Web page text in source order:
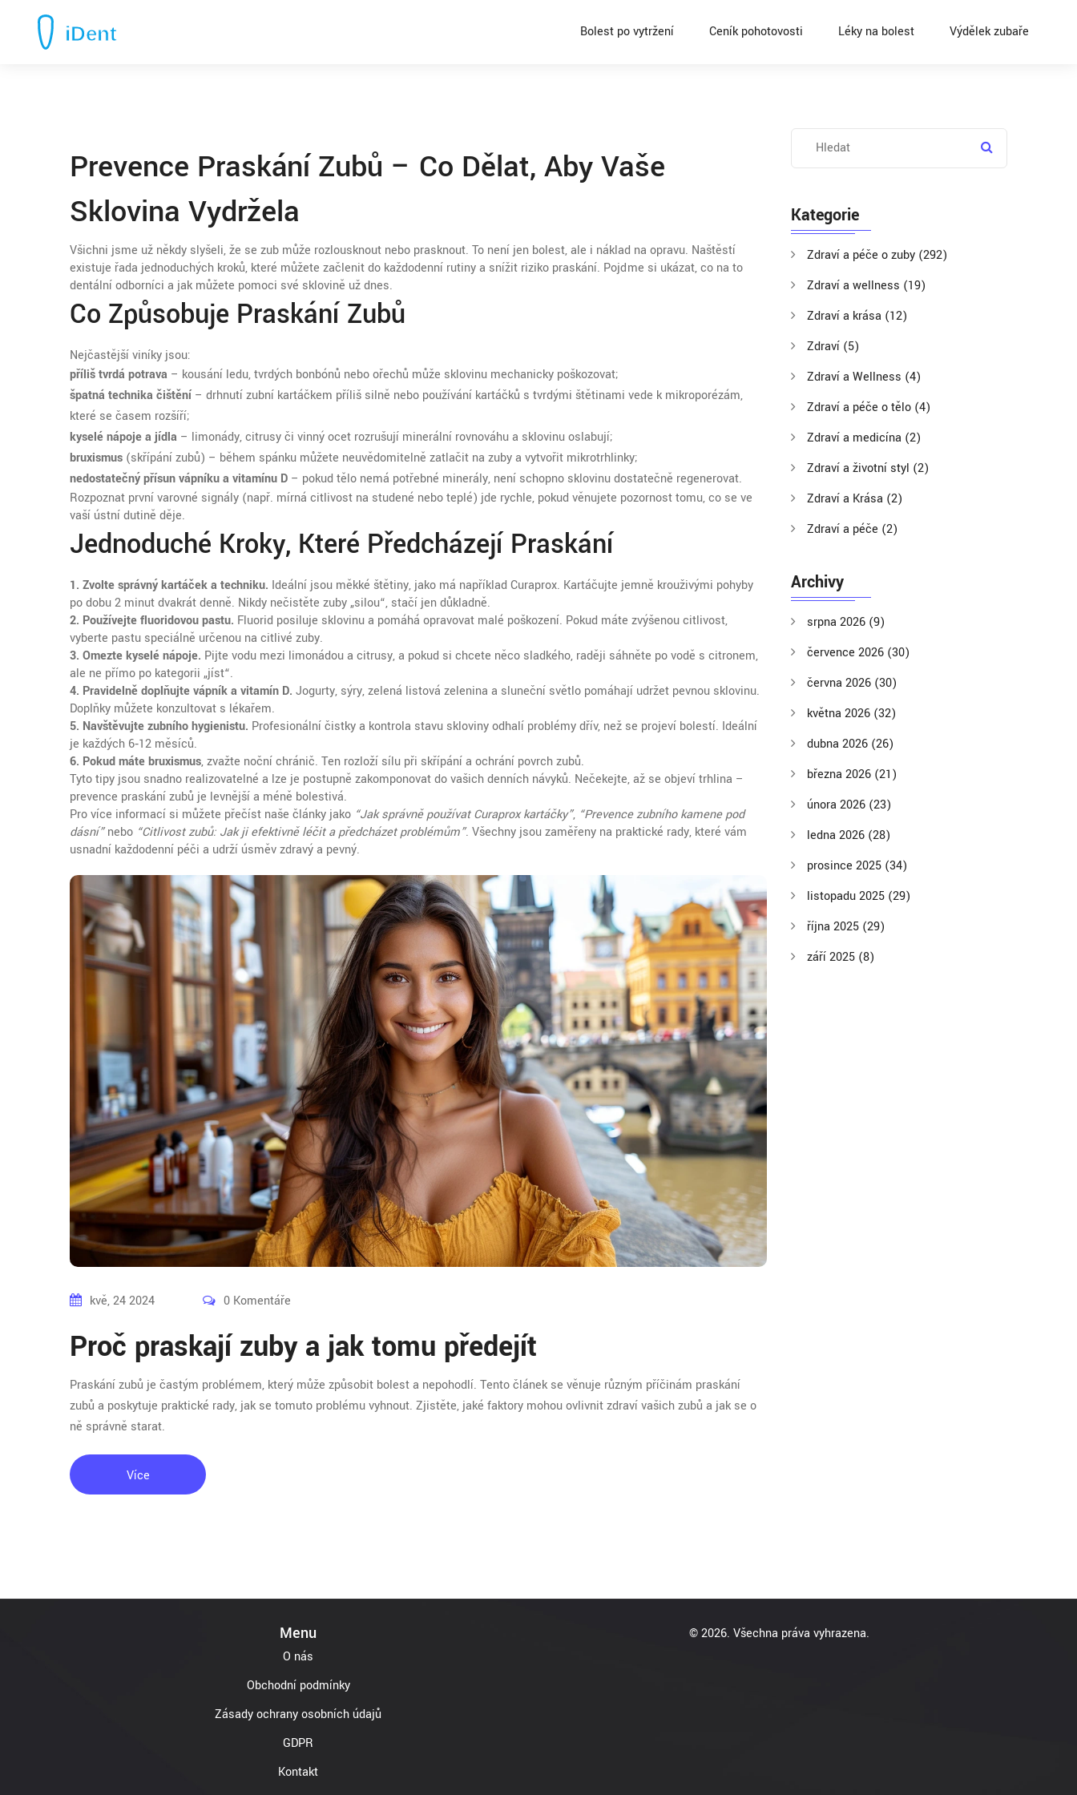
Bolest po vytržení Ceník pohotovosti Léky na bolest Výdělek zubaře
Prevence Praskání Zubů – Co Dělat, Aby Vaše
Sklovina Vydržela
Všichni jsme už někdy slyšeli, že se zub může rozlousknout nebo prasknout. To není jen bolest, ale i náklad na opravu. Naštěstí
existuje řada jednoduchých kroků, které můžete začlenit do každodenní rutiny a snížit riziko praskání. Pojďme si ukázat, co na to
dentální odborníci a jak můžete pomoci své sklovině už dnes.
Co Způsobuje Praskání Zubů
Nejčastější viníky jsou:
příliš tvrdá potrava – kousání ledu, tvrdých bonbónů nebo ořechů může sklovinu mechanicky poškozovat;
špatná technika čištění – drhnutí zubní kartáčkem příliš silně nebo používání kartáčků s tvrdými štětinami vede k mikroporézám,
které se časem rozšíří;
kyselé nápoje a jídla – limonády, citrusy či vinný ocet rozrušují minerální rovnováhu a sklovinu oslabují;
bruxismus (skřípání zubů) – během spánku můžete neuvědomitelně zatlačit na zuby a vytvořit mikrotrhlinky;
nedostatečný přísun vápníku a vitamínu D – pokud tělo nemá potřebné minerály, není schopno sklovinu dostatečně regenerovat.
Rozpoznat první varovné signály (např. mírná citlivost na studené nebo teplé) jde rychle, pokud věnujete pozornost tomu, co se ve
vaší ústní dutině děje.
Jednoduché Kroky, Které Předcházejí Praskání
1. Zvolte správný kartáček a techniku. Ideální jsou měkké štětiny, jako má například Curaprox. Kartáčujte jemně krouživými pohyby
po dobu 2 minut dvakrát denně. Nikdy nečistěte zuby „silou“, stačí jen důkladně.
2. Používejte fluoridovou pastu. Fluorid posiluje sklovinu a pomáhá opravovat malé poškození. Pokud máte zvýšenou citlivost,
vyberte pastu speciálně určenou na citlivé zuby.
3. Omezte kyselé nápoje. Pijte vodu mezi limonádou a citrusy, a pokud si chcete něco sladkého, raději sáhněte po vodě s citronem,
ale ne přímo po kategorii „jíst“.
4. Pravidelně doplňujte vápník a vitamín D. Jogurty, sýry, zelená listová zelenina a sluneční světlo pomáhají udržet pevnou sklovinu.
Doplňky můžete konzultovat s lékařem.
5. Navštěvujte zubního hygienistu. Profesionální čistky a kontrola stavu skloviny odhalí problémy dřív, než se projeví bolestí. Ideální
je každých 6‑12 měsíců.
6. Pokud máte bruxismus, zvažte noční chránič. Ten rozloží sílu při skřípání a ochrání povrch zubů.
Tyto tipy jsou snadno realizovatelné a lze je postupně zakomponovat do vašich denních návyků. Nečekejte, až se objeví trhlina –
prevence praskání zubů je levnější a méně bolestivá.
Pro více informací si můžete přečíst naše články jako “Jak správně používat Curaprox kartáčky”, “Prevence zubního kamene pod
dásní”nebo “Citlivost zubů: Jak ji efektivně léčit a předcházet problémům”. Všechny jsou zaměřeny na praktické rady, které vám
usnadní každodenní péči a udrží úsměv zdravý a pevný.
kvě, 24 2024 0 Komentáře
Proč praskají zuby a jak tomu předejít
Praskání zubů je častým problémem, který může způsobit bolest a nepohodlí. Tento článek se věnuje různým příčinám praskání
zubů a poskytuje praktické rady, jak se tomuto problému vyhnout. Zjistěte, jaké faktory mohou ovlivnit zdraví vašich zubů a jak se o
ně správně starat.
Více
Kategorie
Zdraví a péče o zuby (292)
Zdraví a wellness (19)
Zdraví a krása (12)
Zdraví (5)
Zdraví a Wellness (4)
Zdraví a péče o tělo (4)
Zdraví a medicína (2)
Zdraví a životní styl (2)
Zdraví a Krása (2)
Zdraví a péče (2)
Archivy
srpna 2026 (9)
července 2026 (30)
června 2026 (30)
května 2026 (32)
dubna 2026 (26)
března 2026 (21)
února 2026 (23)
ledna 2026 (28)
prosince 2025 (34)
listopadu 2025 (29)
října 2025 (29)
září 2025 (8)
Menu
O nás
Obchodní podmínky
Zásady ochrany osobních údajů
GDPR
Kontakt
© 2026. Všechna práva vyhrazena.